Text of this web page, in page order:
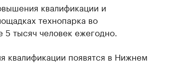
квалификации и
технопарка во
5 тысяч человек ежегодно.
появятся в Нижнем